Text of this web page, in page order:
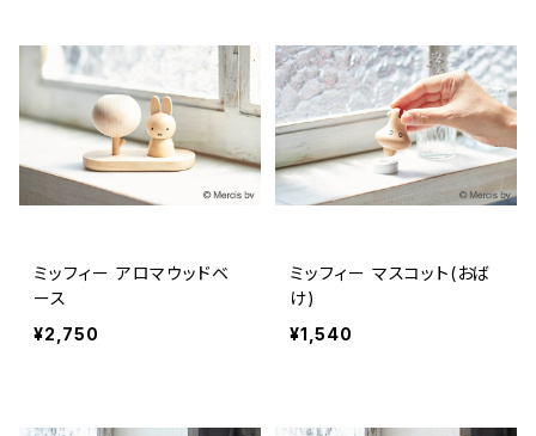
ミッフィー アロマウッドベ
ース
¥2,750
ミッフィー マスコット(おば
け)
¥1,540